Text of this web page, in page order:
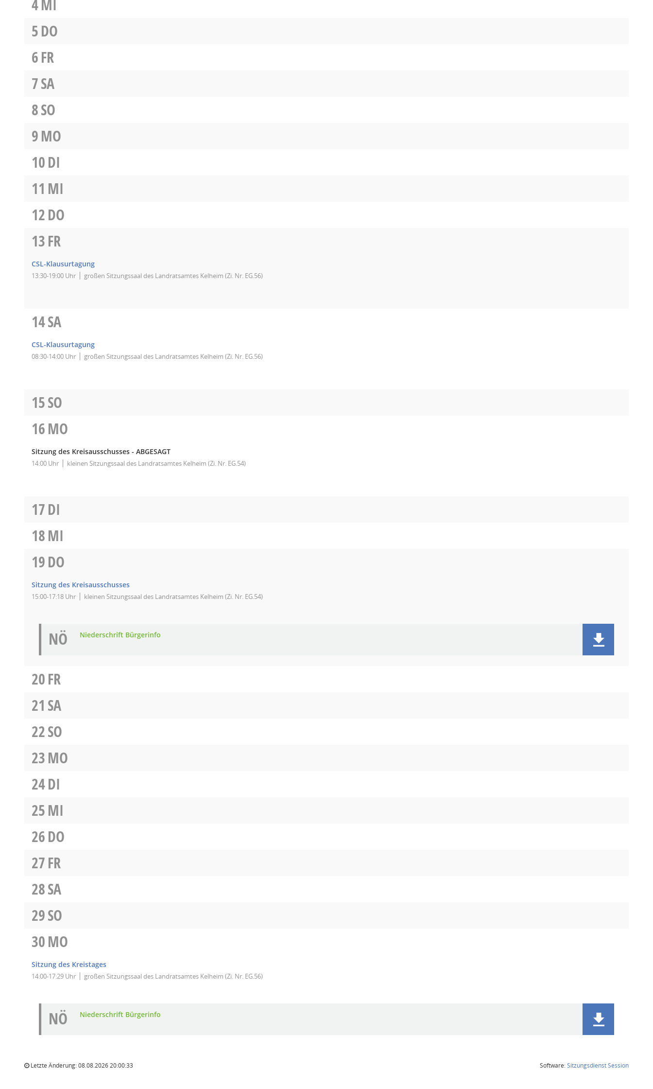
4 MI
5DO
6FR
7SA
8SO
9MO
10DI
11 MI
12DO
13FR
CSL-Klausurtagung
13:30-19:00 Uhr großen Sitzungssaal des Landratsamtes Kelheim (Zi. Nr. EG.56)
14SA
CSL-Klausurtagung
08:30-14:00 Uhr großen Sitzungssaal des Landratsamtes Kelheim (Zi. Nr. EG.56)
15SO
16MO
Sitzung des Kreisausschusses - ABGESAGT
14:00 Uhr kleinen Sitzungssaal des Landratsamtes Kelheim (Zi. Nr. EG.54)
17DI
18MI
19DO
Sitzung des Kreisausschusses
15:00-17:18 Uhr kleinen Sitzungssaal des Landratsamtes Kelheim (Zi. Nr. EG.54)
NÖ Niederschrift Bürgerinfo
20FR
21 SA
22SO
23MO
24DI
25MI
26DO
27FR
28SA
29SO
30MO
Sitzung des Kreistages
14:00-17:29 Uhr großen Sitzungssaal des Landratsamtes Kelheim (Zi. Nr. EG.56)
NÖ Niederschrift Bürgerinfo
Letzte Änderung: 08.08.2026 20:00:33 Software:SitzungsdienstSession(Wird in